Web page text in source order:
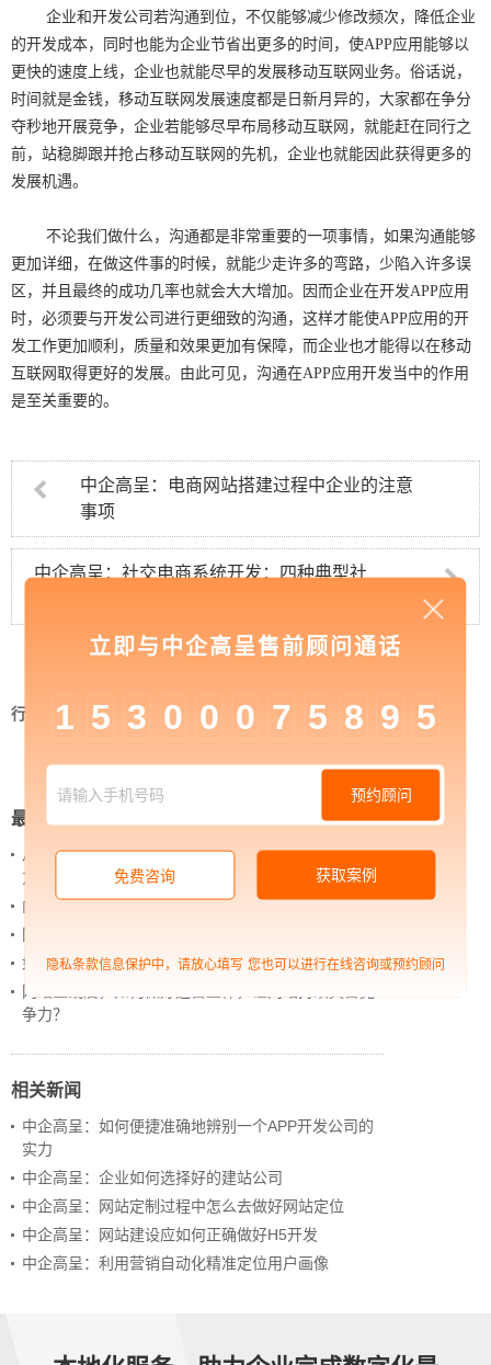
企业和开发公司若沟通到位，不仅能够减少修改频次，降低企业
的开发成本，同时也能为企业节省出更多的时间，使APP应用能够以
更快的速度上线，企业也就能尽早的发展移动互联网业务。俗话说，
时间就是金钱，移动互联网发展速度都是日新月异的，大家都在争分
夺秒地开展竞争，企业若能够尽早布局移动互联网，就能赶在同行之
前，站稳脚跟并抢占移动互联网的先机，企业也就能因此获得更多的
发展机遇。
不论我们做什么，沟通都是非常重要的一项事情，如果沟通能够
更加详细，在做这件事的时候，就能少走许多的弯路，少陷入许多误
区，并且最终的成功几率也就会大大增加。因而企业在开发APP应用
时，必须要与开发公司进行更细致的沟通，这样才能使APP应用的开
发工作更加顺利，质量和效果更加有保障，而企业也才能得以在移动
互联网取得更好的发展。由此可见，沟通在APP应用开发当中的作用
是至关重要的。
中企高呈：电商网站搭建过程中企业的注意
事项
中企高呈：社交电商系统开发：四种典型社
行业资讯
中企高呈：企业在APP软件开发过程中
最新新闻
从 “黑神话：悟空” 的成功，看企业网站如何撬动品牌
力量
内容管理：媒体资讯网站搭建的隐藏大BOSS
网站进化的终极形态，你了解吗？
如何借助设计服务打造超级品牌？
网站上线后，如何做好运营工作，让网站持续具备竞
争力？
相关新闻
中企高呈：如何便捷准确地辨别一个APP开发公司的
实力
中企高呈：企业如何选择好的建站公司
中企高呈：网站定制过程中怎么去做好网站定位
中企高呈：网站建设应如何正确做好H5开发
中企高呈：利用营销自动化精准定位用户画像
立即与中企高呈售前顾问通话
1 5 3 0 0 0 7 5 8 9 5
预约顾问
免费咨询 获取案例
隐私条款信息保护中，请放心填写 您也可以进行在线咨询或预约顾问